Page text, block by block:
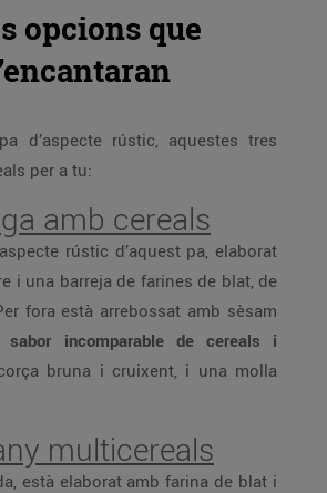
opcions que
d’aspecte rústic, aquestes tres
per a tu:
amb cereals
rústic d’aquest pa, elaborat
i una barreja de farines de blat, de
fora està arrebossat amb sèsam
incomparable de cereals i
bruna i cruixent, i una molla
multicereals
està elaborat amb farina de blat i